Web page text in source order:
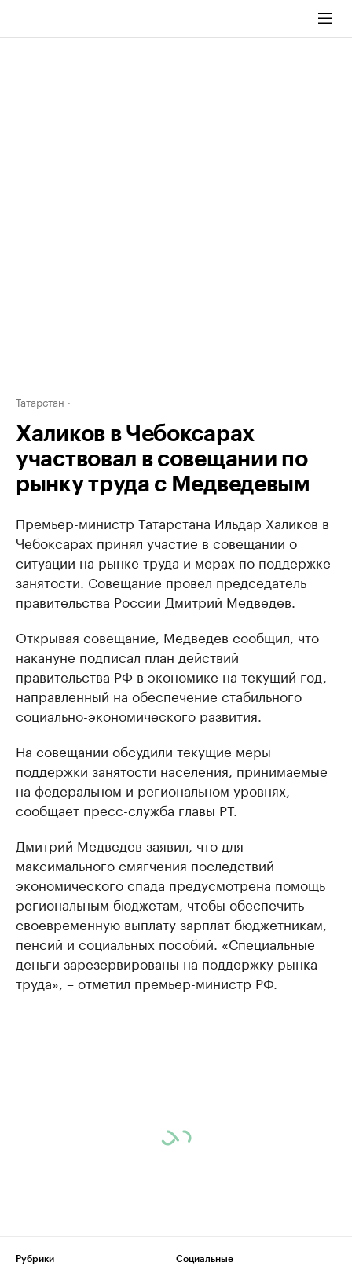
Татарстан
Халиков в Чебоксарах
участвовал в совещании по
рынку труда с Медведевым
Премьер-министр Татарстана Ильдар Халиков в
Чебоксарах принял участие в совещании о
ситуации на рынке труда и мерах по поддержке
занятости. Совещание провел председатель
правительства России Дмитрий Медведев.
Открывая совещание, Медведев сообщил, что
накануне подписал план действий
правительства РФ в экономике на текущий год,
направленный на обеспечение стабильного
социально-экономического развития.
На совещании обсудили текущие меры
поддержки занятости населения, принимаемые
на федеральном и региональном уровнях,
сообщает пресс-служба главы РТ.
Дмитрий Медведев заявил, что для
максимального смягчения последствий
экономического спада предусмотрена помощь
региональным бюджетам, чтобы обеспечить
своевременную выплату зарплат бюджетникам,
пенсий и социальных пособий. «Специальные
деньги зарезервированы на поддержку рынка
труда», – отметил премьер-министр РФ.
Рубрики
Социальные